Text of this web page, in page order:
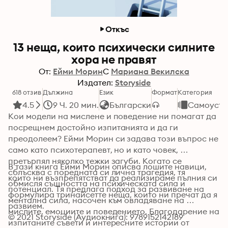
Откъс
13 неща, които психически силните
хора не правят
От: Ейми МоринС Мариана Векилска
Издател: Storyside
618 отзив
4.5
Дължина
9 Ч. 20 мин.
Език
Български
ФорматКатегория
Кои модели на мислене и поведение ни помагат да
посрещнем достойно изпитанията и да ги
преодолеем? Ейми Морин си задава този въпрос не
само като психотерапевт, но и като човек,
претърпял няколко тежки загуби. Когато се
сблъсква с поредната си лична трагедия, тя
обмисля същността на психическата сила и
формулира тринайсетте неща, които ни пречат да я
развием.
В тази книга Ейми Морин описва лошите навици,
които ни възпрепятстват да реализираме пълния си
потенциал. Тя предлага подход за развиване на
ментална сила, насочен към овладяване на
мислите, емоциите и поведението. Благодарение на
изпитаните съвети и интересните истории от
© 2021 Storyside (Аудиокнига): 9789152142189